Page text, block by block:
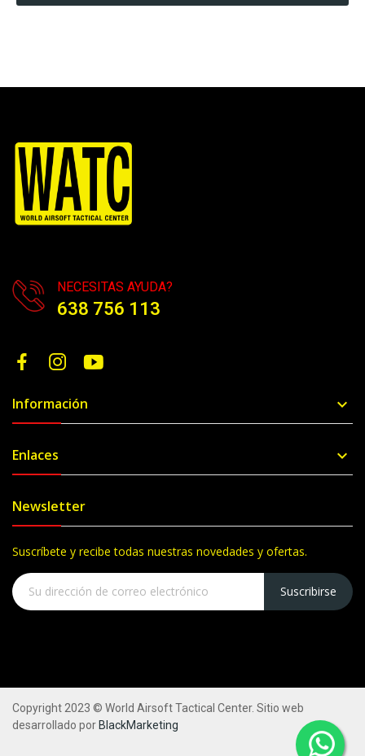
NECESITAS AYUDA?
638 756 113
Información 
Enlaces 
Newsletter
Suscríbete y recibe todas nuestras novedades y ofertas.
Suscribirse
Copyright 2023 © World Airsoft Tactical Center. Sitio web
desarrollado por BlackMarketing